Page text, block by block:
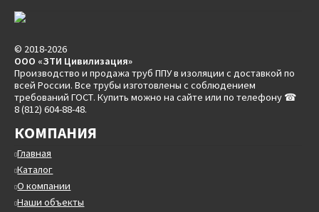
© 2018-2026
ООО «ЗТИ Цивилизация»
Производство и продажа труб ППУ в изоляции с доставкой по
всей России. Все трубы изготовлены с соблюдением
требований ГОСТ. Купить можно на сайте или по телефону ☎
8 (812) 604-88-48.
КОМПАНИЯ
Главная
Каталог
О компании
Наши объекты